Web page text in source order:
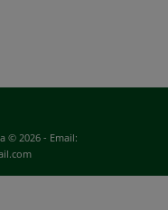
© 2026 - Email: